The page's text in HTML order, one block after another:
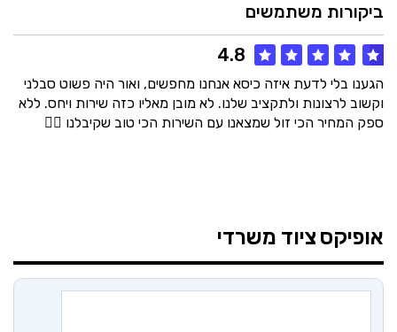
ביקורות משתמשים
4.8
הגענו בלי לדעת איזה כיסא אנחנו מחפשים, ואור היה פשוט סבלני
וקשוב לרצונות ולתקציב שלנו. לא מובן מאליו כזה שירות ויחס. ללא
ספק המחיר הכי זול שמצאנו עם השירות הכי טוב שקיבלנו 👌🏼
אופיקס ציוד משרדי